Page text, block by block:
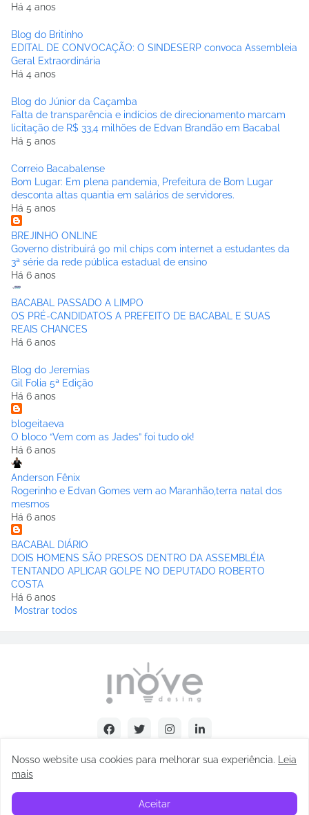
Há 4 anos
Blog do Britinho
EDITAL DE CONVOCAÇÃO: O SINDESERP convoca Assembleia
Geral Extraordinária
Há 4 anos
Blog do Júnior da Caçamba
Falta de transparência e indícios de direcionamento marcam
licitação de R$ 33,4 milhões de Edvan Brandão em Bacabal
Há 5 anos
Correio Bacabalense
Bom Lugar: Em plena pandemia, Prefeitura de Bom Lugar
desconta altas quantia em salários de servidores.
Há 5 anos
BREJINHO ONLINE
Governo distribuirá 90 mil chips com internet a estudantes da
3ª série da rede pública estadual de ensino
Há 6 anos
BACABAL PASSADO A LIMPO
OS PRÉ-CANDIDATOS A PREFEITO DE BACABAL E SUAS
REAIS CHANCES
Há 6 anos
Blog do Jeremias
Gil Folia 5ª Edição
Há 6 anos
blogeitaeva
O bloco “Vem com as Jades” foi tudo ok!
Há 6 anos
Anderson Fênix
Rogerinho e Edvan Gomes vem ao Maranhão,terra natal dos
mesmos
Há 6 anos
BACABAL DIÁRIO
DOIS HOMENS SÃO PRESOS DENTRO DA ASSEMBLÉIA
TENTANDO APLICAR GOLPE NO DEPUTADO ROBERTO
COSTA
Há 6 anos
Mostrar todos
Sobre
Nosso website usa cookies para melhorar sua experiência.
Leia
mais
Aceitar